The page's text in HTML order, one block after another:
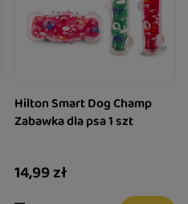
Hilton Smart Dog Champ
Zabawka dla psa 1 szt
14,99 zł